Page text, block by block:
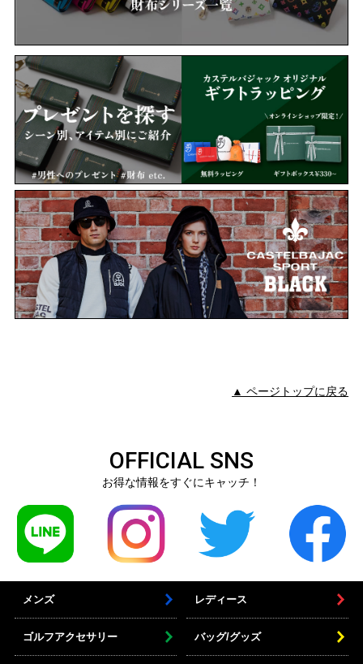
▲ ページトップに戻る
OFFICIAL SNS
お得な情報をすぐにキャッチ！
メンズ レディース
ゴルフアクセサリー バッグ/グッズ